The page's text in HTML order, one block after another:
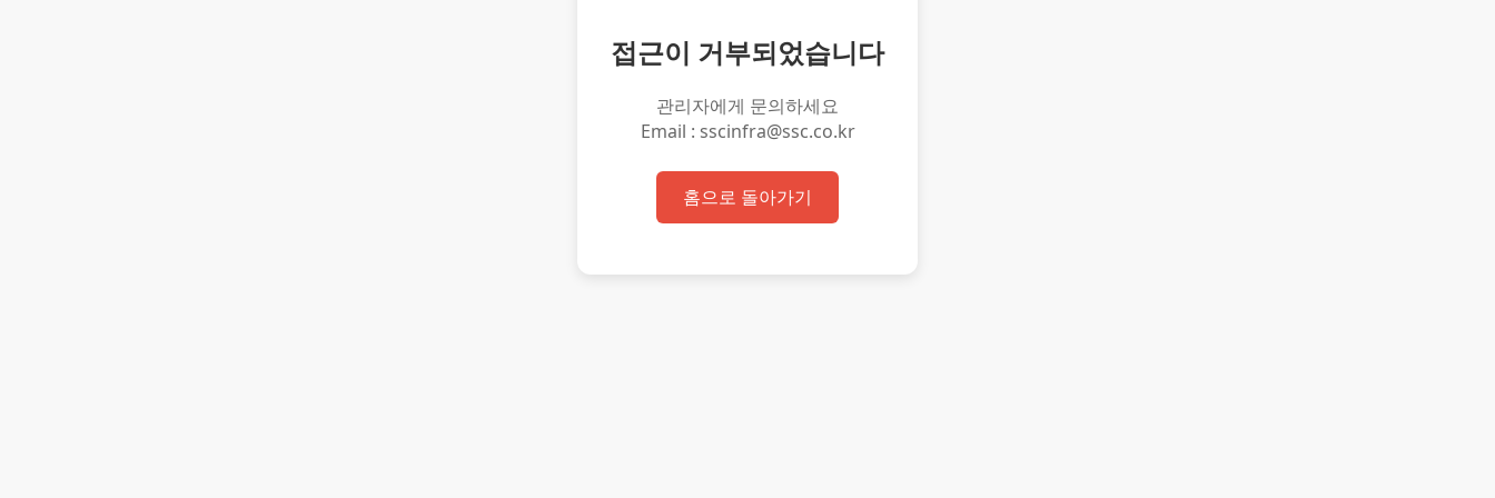
접근이 거부되었습니다
관리자에게 문의하세요
Email : sscinfra@ssc.co.kr
홈으로 돌아가기